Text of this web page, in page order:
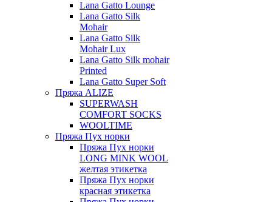
Lana Gatto Lounge
Lana Gatto Silk
Mohair
Lana Gatto Silk
Mohair Lux
Lana Gatto Silk mohair
Printed
Lana Gatto Super Soft
Пряжа ALIZE
SUPERWASH
COMFORT SOCKS
WOOLTIME
Пряжа Пух норки
Пряжа Пух норки
LONG MINK WOOL
желтая этикетка
Пряжа Пух норки
красная этикетка